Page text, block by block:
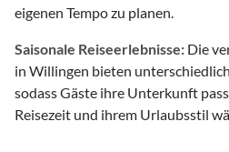
eigenen Tempo zu planen.
Saisonale Reiseerlebnisse: Die
in Willingen bieten
sodass Gäste ihre Unterkunft
Reisezeit und ihrem Urlaubsstil